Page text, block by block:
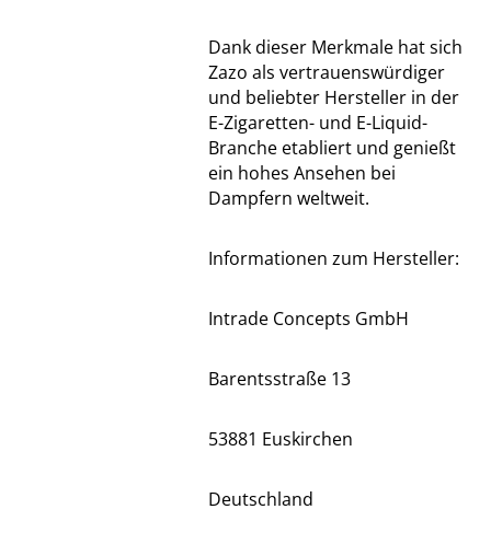
Dank dieser Merkmale hat sich
Zazo als vertrauenswürdiger
und beliebter Hersteller in der
E-Zigaretten- und E-Liquid-
Branche etabliert und genießt
ein hohes Ansehen bei
Dampfern weltweit.
Informationen zum Hersteller:
Intrade Concepts GmbH
Barentsstraße 13
53881 Euskirchen
Deutschland